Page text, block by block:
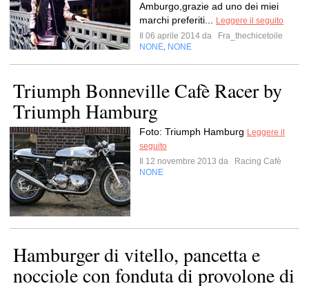
Amburgo,grazie ad uno dei miei
marchi preferiti...
Leggere il seguito
Il 06 aprile 2014 da
Fra_thechicetoile
NONE NONE
Triumph Bonneville Cafè Racer by
Triumph Hamburg
Foto: Triumph Hamburg Leggere il
seguito
Il 12 novembre 2013 da
Racing Cafè
NONE
Hamburger di vitello, pancetta e
nocciole con fonduta di provolone di